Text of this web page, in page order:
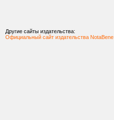
Другие сайты издательства:
Официальный сайт издательства NotaBene